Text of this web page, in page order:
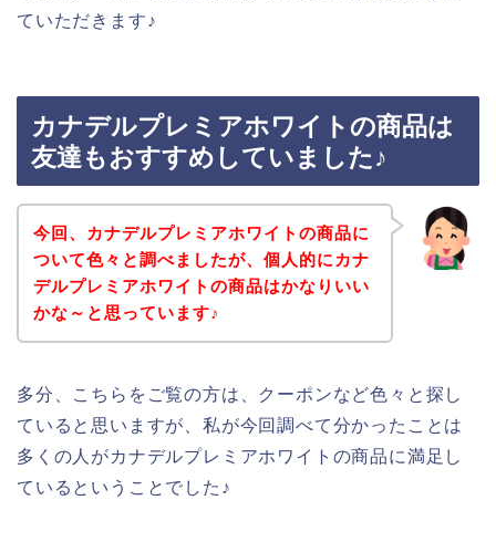
ていただきます♪
カナデルプレミアホワイトの商品は
友達もおすすめしていました♪
今回、カナデルプレミアホワイトの商品に
ついて色々と調べましたが、個人的にカナ
デルプレミアホワイトの商品はかなりいい
かな～と思っています♪
多分、こちらをご覧の方は、クーポンなど色々と探し
ていると思いますが、私が今回調べて分かったことは
多くの人がカナデルプレミアホワイトの商品に満足し
ているということでした♪